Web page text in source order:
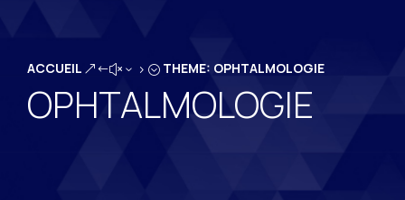
ACCUEIL &#x35; THEME: OPHTALMOLOGIE
OPHTALMOLOGIE